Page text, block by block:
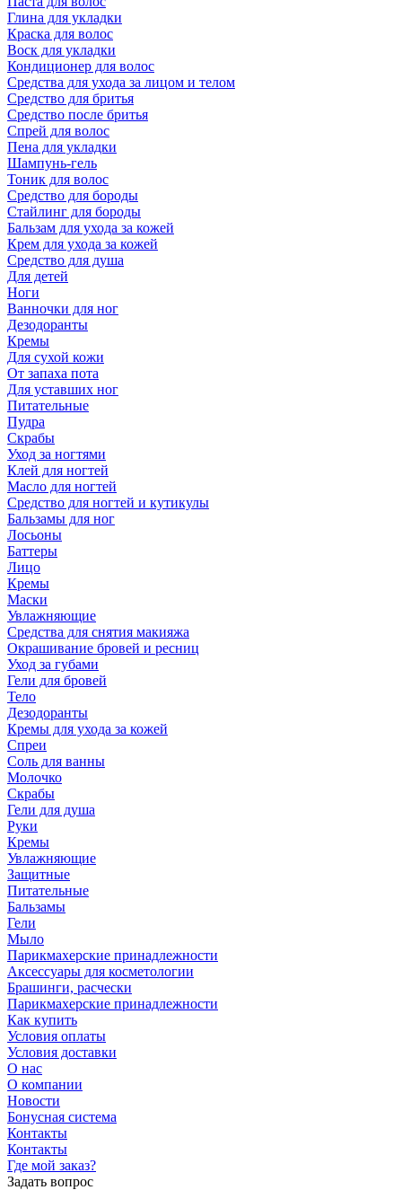
Глина для укладки
Краска для волос
Воск для укладки
Кондиционер для волос
Средства для ухода за лицом и телом
Средство для бритья
Средство после бритья
Спрей для волос
Пена для укладки
Шампунь-гель
Тоник для волос
Средство для бороды
Стайлинг для бороды
Бальзам для ухода за кожей
Крем для ухода за кожей
Средство для душа
Для детей
Ноги
Ванночки для ног
Дезодоранты
Кремы
Для сухой кожи
От запаха пота
Для уставших ног
Питательные
Пудра
Скрабы
Уход за ногтями
Клей для ногтей
Масло для ногтей
Средство для ногтей и кутикулы
Бальзамы для ног
Лосьоны
Баттеры
Лицо
Кремы
Маски
Увлажняющие
Средства для снятия макияжа
Окрашивание бровей и ресниц
Уход за губами
Гели для бровей
Тело
Дезодоранты
Кремы для ухода за кожей
Спреи
Соль для ванны
Молочко
Скрабы
Гели для душа
Руки
Кремы
Увлажняющие
Защитные
Питательные
Бальзамы
Гели
Мыло
Парикмахерские принадлежности
Аксессуары для косметологии
Брашинги, расчески
Парикмахерские принадлежности
Как купить
Условия оплаты
Условия доставки
О нас
О компании
Новости
Бонусная система
Контакты
Контакты
Где мой заказ?
Задать вопрос